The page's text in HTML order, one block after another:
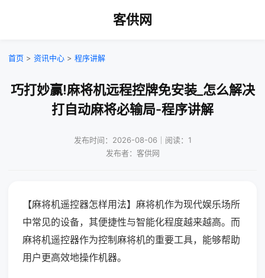
客供网
首页 > 资讯中心 > 程序讲解
巧打妙赢!麻将机远程控牌免安装_怎么解决
打自动麻将必输局-程序讲解
发布时间：2026-08-06｜阅读：1
发布者：客供网
【麻将机遥控器怎样用法】麻将机作为现代娱乐场所
中常见的设备，其便捷性与智能化程度越来越高。而
麻将机遥控器作为控制麻将机的重要工具，能够帮助
用户更高效地操作机器。